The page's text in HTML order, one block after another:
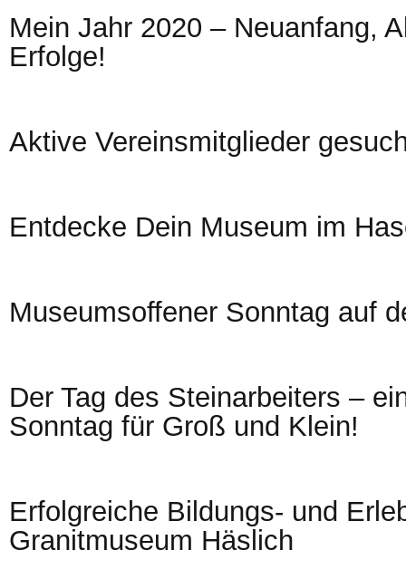
Mein Jahr 2020 – Neuanfang,
Erfolge!
Aktive Vereinsmitglieder
Entdecke Dein Museum im
Museumsoffener Sonntag auf
Der Tag des Steinarbeiters –
Sonntag für Groß und Klein!
Erfolgreiche Bildungs- und
Granitmuseum Häslich